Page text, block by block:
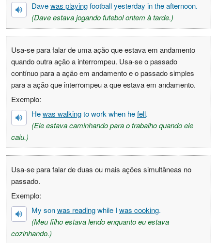
Davewas playingfootball yesterday in the afternoon.
(Dave estava jogando futebol ontem à tarde.)
Usa-se para falar de uma ação que estava em andamento
quando outra ação a interrompeu. Usa-se o passado
contínuo para a ação em andamento e o passado simples
para a ação que interrompeu a que estava em andamento.
Exemplo:
Hewas walkingto work when hefell.
(Ele estava caminhando para o trabalho quando ele
caiu.)
Usa-se para falar de duas ou mais ações simultâneas no
passado.
Exemplo:
My sonwas readingwhile I was cooking.
(Meu filho estava lendo enquanto eu estava
cozinhando.)